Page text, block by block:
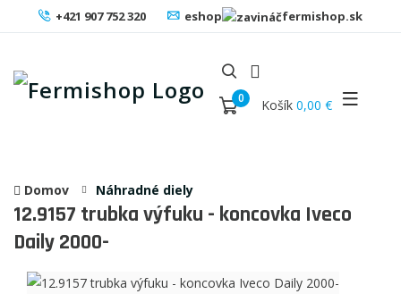
+421 907 752 320 eshop fermishop.sk
0 Košík 0,00 €
Domov Náhradné diely
12.9157 trubka výfuku - koncovka Iveco
Daily 2000-